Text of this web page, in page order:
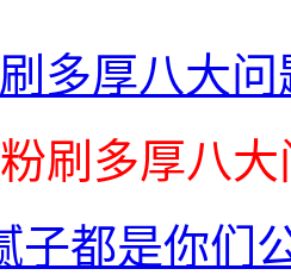
多厚八大
刷多厚八大
子都是你们